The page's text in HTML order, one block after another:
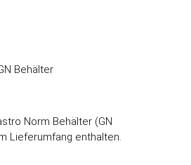
Behälter
Norm Behälter (GN
Lieferumfang enthalten.